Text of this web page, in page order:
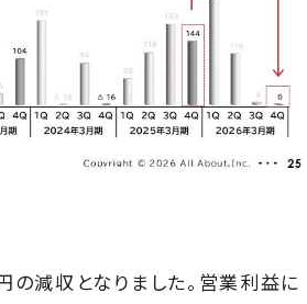
減収となりました。営業利益に